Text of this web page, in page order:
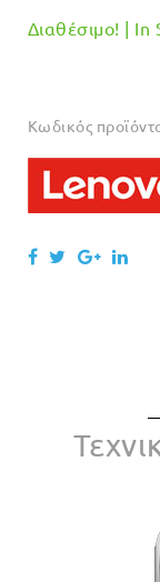
Διαθέσιμο! | In
Κωδικός